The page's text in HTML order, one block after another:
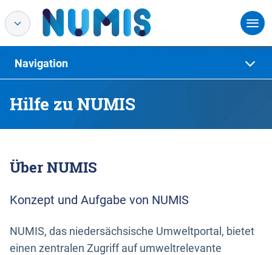
Hilfe zu NUMIS
Navigation
Über NUMIS
Konzept und Aufgabe von NUMIS
NUMIS, das niedersächsische Umweltportal, bietet
einen zentralen Zugriff auf umweltrelevante